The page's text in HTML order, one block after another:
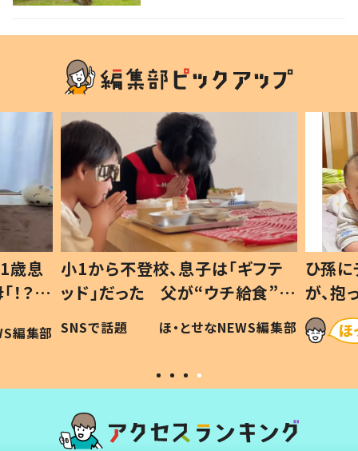
歳息
？」
編集部
小1から不登校、息子は「ギフテ
ッド」だった 父が“ウチ給食”を
作り続ける理由とは #令和の親
#令和の子
SNSで話題 ほ・とせなNEWS編集部
ひ孫
が、
「涙が
い」